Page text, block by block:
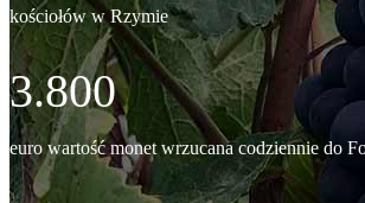
kościołów w Rzymie
3.800
euro wartość monet wrzucana codziennie do